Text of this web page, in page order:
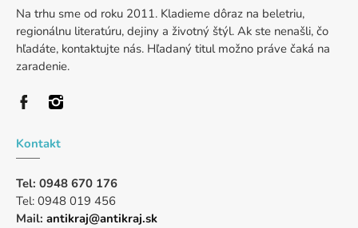
Na trhu sme od roku 2011. Kladieme dôraz na beletriu,
regionálnu literatúru, dejiny a životný štýl. Ak ste nenašli, čo
hľadáte, kontaktujte nás. Hľadaný titul možno práve čaká na
zaradenie.
Kontakt
Tel: 0948 670 176
Tel: 0948 019 456
Mail: antikraj@antikraj.sk